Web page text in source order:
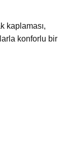
kaplaması,
konforlu bir